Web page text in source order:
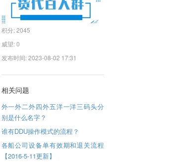
积分:2045
威望:0
发布时间: 2023-08-02 17:31
相关问题
外一外二外四外五洋一洋三码头分
别是什么名字？
谁有DDU操作模式的流程？
各船公司设备单有效期和退关流程
【2016-5-11更新】